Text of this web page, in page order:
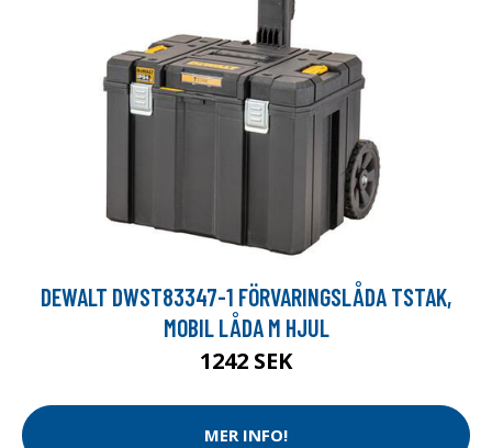
DEWALT DWST83347-1 FÖRVARINGSLÅDA TSTAK,
MOBIL LÅDA M HJUL
1242 SEK
MER INFO!